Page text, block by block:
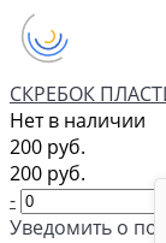
СКРЕБОК
Нет в наличии
200 руб.
200 руб.
-
Уведомить о